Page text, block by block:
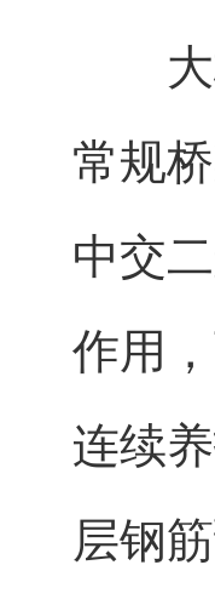
大桥
常规
中交
作用
连续
层钢